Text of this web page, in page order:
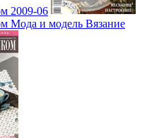
2009-06
Мода и модель Вязание